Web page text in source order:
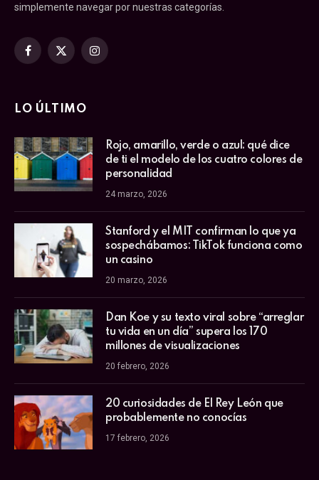
simplemente navegar por nuestras categorías.
Facebook
X
Instagram
LO ÚLTIMO
Rojo, amarillo, verde o azul: qué dice
de ti el modelo de los cuatro colores de
personalidad
24 marzo, 2026
Stanford y el MIT confirman lo que ya
sospechábamos: TikTok funciona como
un casino
20 marzo, 2026
Dan Koe y su texto viral sobre “arreglar
tu vida en un día” supera los 170
millones de visualizaciones
20 febrero, 2026
20 curiosidades de El Rey León que
probablemente no conocías
17 febrero, 2026